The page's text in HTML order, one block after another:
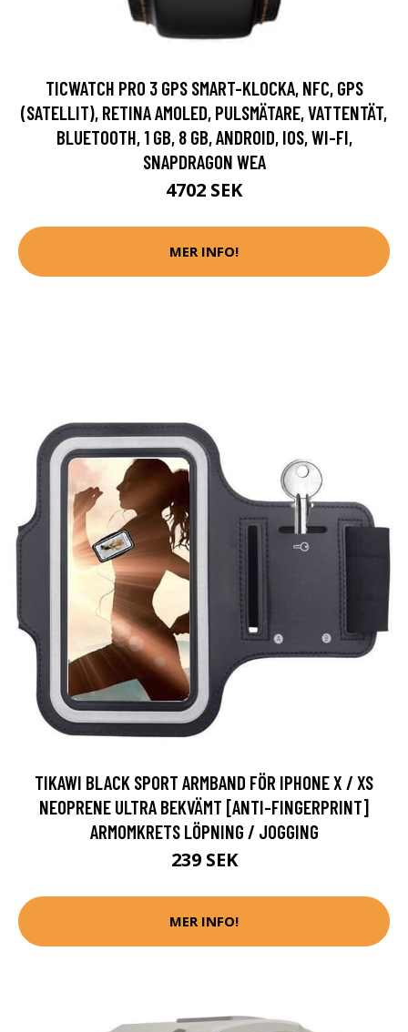
TICWATCH PRO 3 GPS SMART-KLOCKA, NFC, GPS
(SATELLIT), RETINA AMOLED, PULSMÄTARE, VATTENTÄT,
BLUETOOTH, 1 GB, 8 GB, ANDROID, IOS, WI-FI,
SNAPDRAGON WEA
4702 SEK
MER INFO!
TIKAWI BLACK SPORT ARMBAND FÖR IPHONE X / XS
NEOPRENE ULTRA BEKVÄMT [ANTI-FINGERPRINT]
ARMOMKRETS LÖPNING / JOGGING
239 SEK
MER INFO!